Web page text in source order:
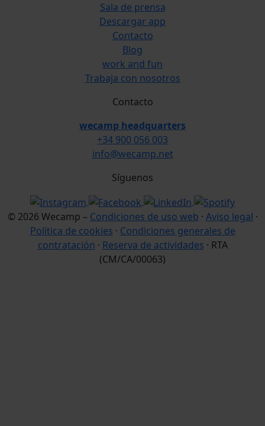
Sala de prensa
Descargar app
Contacto
Blog
work and fun
Trabaja con nosotros
Contacto
wecamp headquarters
+34 900 056 003
info@wecamp.net
Síguenos
© 2026 Wecamp – Condiciones de uso web · Aviso legal ·
Política de cookies · Condiciones generales de
contratación · Reserva de actividades · RTA
(CM/CA/00063)